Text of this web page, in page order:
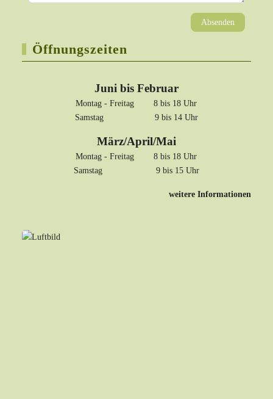
Absenden
Öffnungszeiten
Juni bis Februar
Montag - Freitag 8 bis 18 Uhr
Samstag 9 bis 14 Uhr
März/April/Mai
Montag - Freitag 8 bis 18 Uhr
Samstag 9 bis 15 Uhr
weitere Informationen